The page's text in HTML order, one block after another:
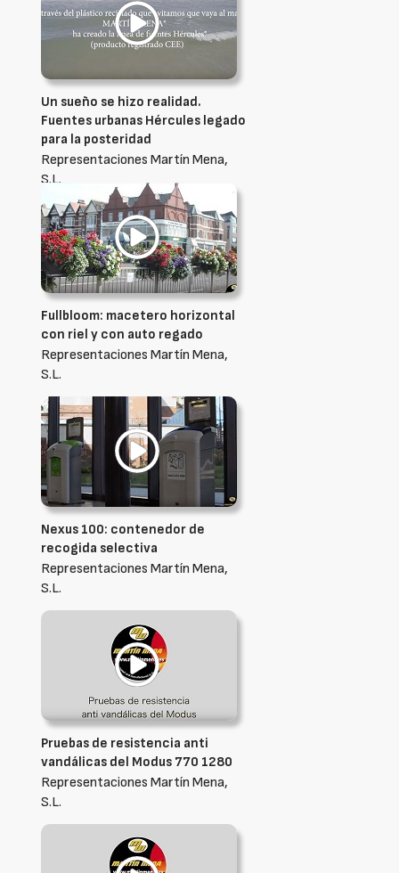
Un sueño se hizo realidad.
Fuentes urbanas Hércules legado
para la posteridad
Representaciones Martín Mena,
S.L.
Fullbloom: macetero horizontal
con riel y con auto regado
Representaciones Martín Mena,
S.L.
Nexus 100: contenedor de
recogida selectiva
Representaciones Martín Mena,
S.L.
Pruebas de resistencia anti
vandálicas del Modus 770 1280
Representaciones Martín Mena,
S.L.